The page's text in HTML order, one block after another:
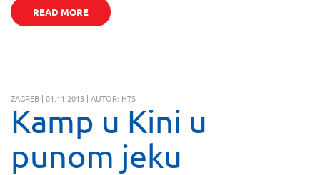
READ MORE
ZAGREB | 01.11.2013 | AUTOR: HTS
Kamp u Kini u
punom jeku